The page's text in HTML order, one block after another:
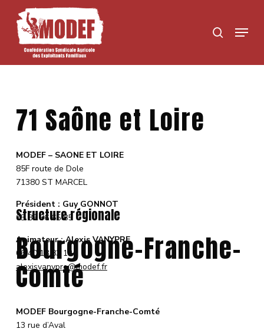
content
search
Menu
71 Saône et Loire
MODEF – SAONE ET LOIRE
85F route de Dole
71380 ST MARCEL
Président : Guy GONNOT
03 85 96 65 85
Animateur : Alexis VANYPRE
06 40 18 83 12
alexisvanypre@modef.fr
Structure régionale
Bourgogne-Franche-
Comté
MODEF Bourgogne-Franche-Comté
13 rue d’Aval